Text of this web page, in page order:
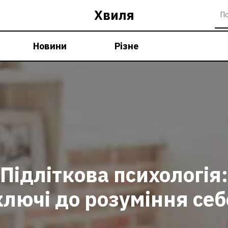
Хвиля
Новини Різне
Підліткова психологія:
до розуміння